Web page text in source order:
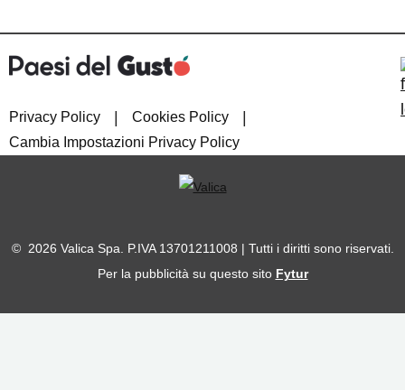
Privacy Policy | Cookies Policy |
Cambia Impostazioni Privacy Policy
© 2026 Valica Spa. P.IVA 13701211008 | Tutti i diritti sono riservati.
Per la pubblicità su questo sito Fytur